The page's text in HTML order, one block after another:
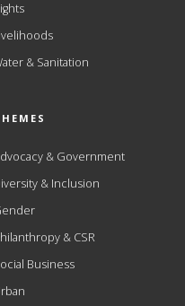
& Sanitation
& Government
& Inclusion
& CSR
Business